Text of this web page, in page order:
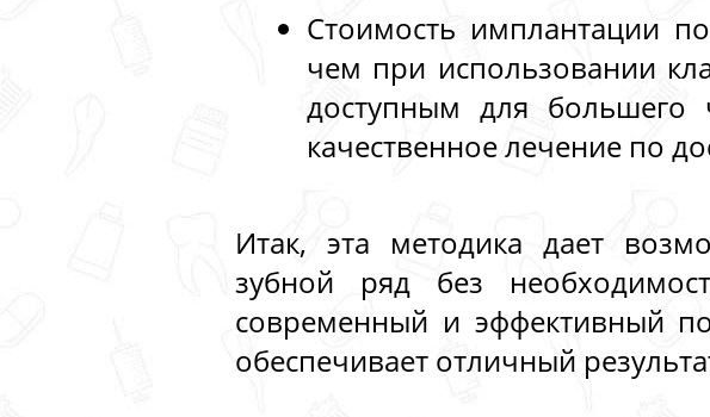
Стоимость имплантации
чем при использовании
доступным для большего
качественное лечение по
Итак, эта методика дает
зубной ряд без
современный и эффективный
обеспечивает отличный